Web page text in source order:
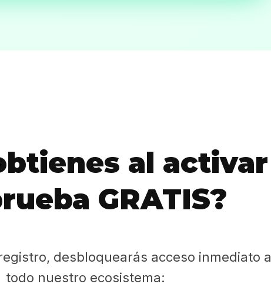
Casting
Searchal activar
GRATIS?
desbloquearás acceso inmediato a
todo nuestro ecosistema: